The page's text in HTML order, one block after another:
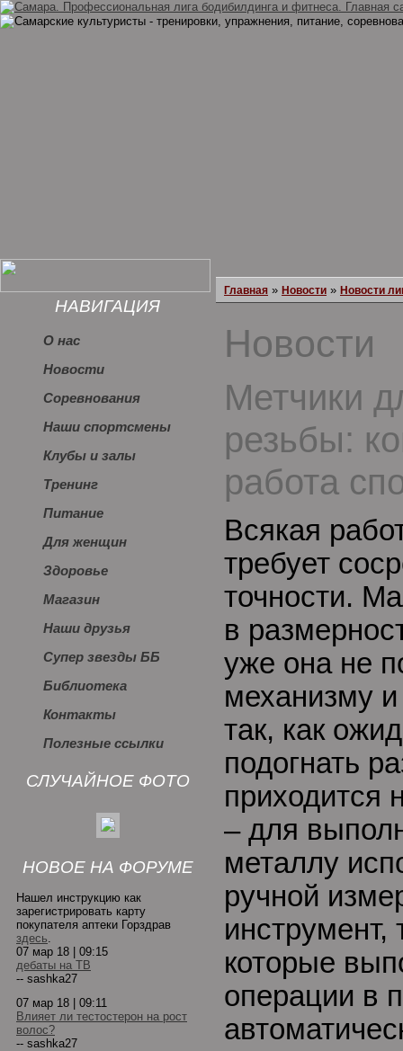
НАВИГАЦИЯ
О нас
Новости
Соревнования
Наши спортсмены
Клубы и залы
Тренинг
Питание
Для женщин
Здоровье
Магазин
Наши друзья
Супер звезды ББ
Библиотека
Контакты
Полезные ссылки
СЛУЧАЙНОЕ ФОТО
НОВОЕ НА ФОРУМЕ
Нашел инструкцию как
зарегистрировать карту
покупателя аптеки Горздрав
здесь.
07 мар 18 | 09:15
дебаты на ТВ
-- sashka27
07 мар 18 | 09:11
Влияет ли тестостерон на рост
волос?
-- sashka27
Главная » Новости » Новости
Новости
Метчики
резьбы:
работа
Всякая
требует
точности.
в
уже она не
механизму
так, как
подогнать
приходится
– для
металлу
ручной
инструмент,
которые
операции в